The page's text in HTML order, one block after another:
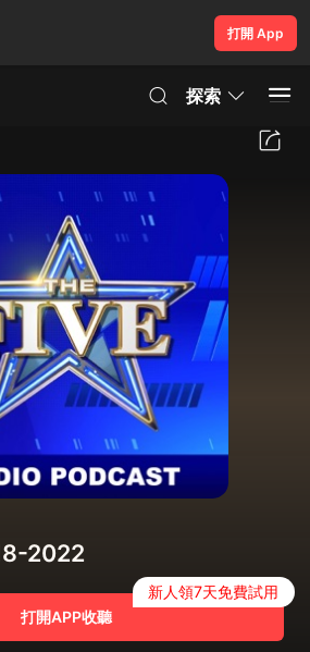
打開 App
探索
2022
打開APP收聽
新人領7天免費試用